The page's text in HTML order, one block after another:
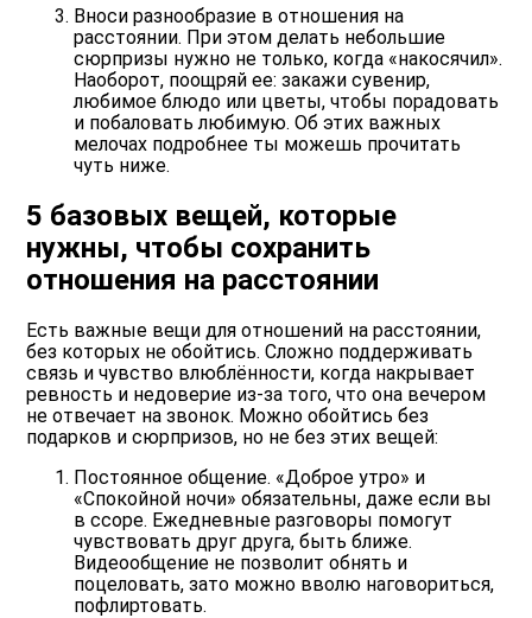
Вноси разнообразие в отношения на
расстоянии. При этом делать небольшие
сюрпризы нужно не только, когда «накосячил».
Наоборот, поощряй ее: закажи сувенир,
любимое блюдо или цветы, чтобы порадовать
и побаловать любимую. Об этих важных
мелочах подробнее ты можешь прочитать
чуть ниже.
5 базовых вещей, которые
нужны, чтобы сохранить
отношения на расстоянии
Есть важные вещи для отношений на расстоянии,
без которых не обойтись. Сложно поддерживать
связь и чувство влюблённости, когда накрывает
ревность и недоверие из-за того, что она вечером
не отвечает на звонок. Можно обойтись без
подарков и сюрпризов, но не без этих вещей:
Постоянное общение. «Доброе утро» и
«Спокойной ночи» обязательны, даже если вы
в ссоре. Ежедневные разговоры помогут
чувствовать друг друга, быть ближе.
Видеообщение не позволит обнять и
поцеловать, зато можно вволю наговориться,
пофлиртовать.